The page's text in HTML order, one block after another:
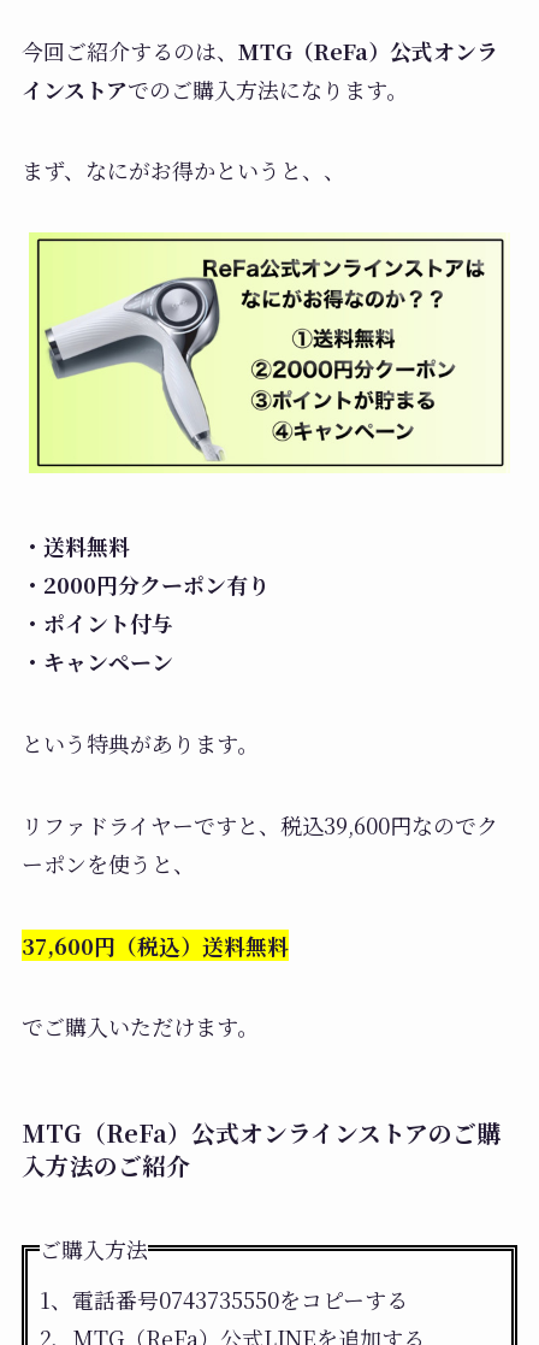
今回ご紹介するのは、 MTG（ReFa）公式オンラ
インストアでのご購入方法になります。
まず、なにがお得かというと、、
・送料無料
・2000円分クーポン有り
・ポイント付与
・キャンペーン
という特典があります。
リファドライヤーですと、税込39,600円なのでク
ーポンを使うと、
37,600円（税込）送料無料
でご購入いただけます。
MTG（ReFa）公式オンラインストアのご購
入方法のご紹介
ご購入方法
1、電話番号0743735550をコピーする
2、MTG（ReFa）公式LINEを追加する